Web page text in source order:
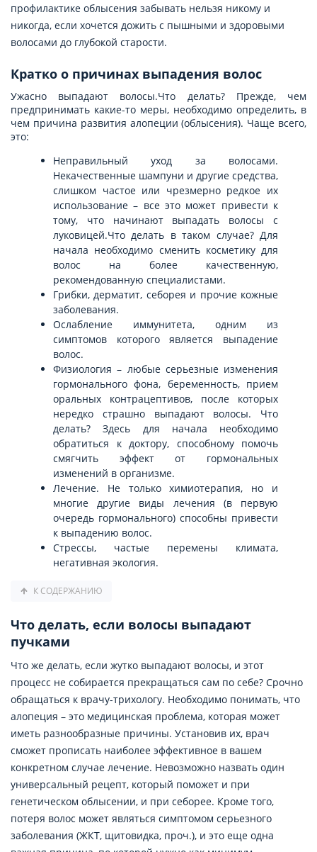
профилактике облысения забывать нельзя никому и
никогда, если хочется дожить с пышными и здоровыми
волосами до глубокой старости.
Кратко о причинах выпадения волос
Ужасно выпадают волосы.Что делать? Прежде, чем
предпринимать какие-то меры, необходимо определить, в
чем причина развития алопеции (облысения). Чаще всего,
это:
Неправильный уход за волосами.
Некачественные шампуни и другие средства,
слишком частое или чрезмерно редкое их
использование – все это может привести к
тому, что начинают выпадать волосы с
луковицей.Что делать в таком случае? Для
начала необходимо сменить косметику для
волос на более качественную,
рекомендованную специалистами.
Грибки, дерматит, себорея и прочие кожные
заболевания.
Ослабление иммунитета, одним из
симптомов которого является выпадение
волос.
Физиология – любые серьезные изменения
гормонального фона, беременность, прием
оральных контрацептивов, после которых
нередко страшно выпадают волосы. Что
делать? Здесь для начала необходимо
обратиться к доктору, способному помочь
смягчить эффект от гормональных
изменений в организме.
Лечение. Не только химиотерапия, но и
многие другие виды лечения (в первую
очередь гормонального) способны привести
к выпадению волос.
Стрессы, частые перемены климата,
негативная экология.
К СОДЕРЖАНИЮ
Что делать, если волосы выпадают
пучками
Что же делать, если жутко выпадают волосы, и этот
процесс не собирается прекращаться сам по себе? Срочно
обращаться к врачу-трихологу. Необходимо понимать, что
алопеция – это медицинская проблема, которая может
иметь разнообразные причины. Установив их, врач
сможет прописать наиболее эффективное в вашем
конкретном случае лечение. Невозможно назвать один
универсальный рецепт, который поможет и при
генетическом облысении, и при себорее. Кроме того,
потеря волос может являться симптомом серьезного
заболевания (ЖКТ, щитовидка, проч.), и это еще одна